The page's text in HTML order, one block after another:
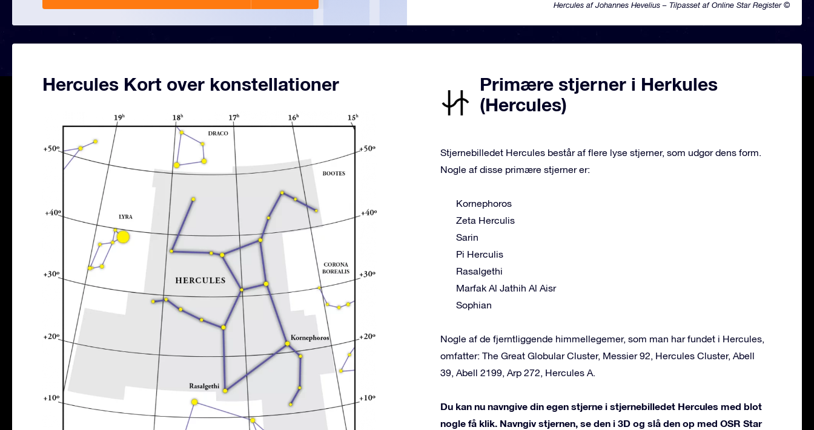
Hercules af Johannes Hevelius – Tilpasset af Online Star Register ©
Hercules Kort over konstellationer
Primære stjerner i Herkules
(Hercules)
Stjernebilledet Hercules består af flere lyse stjerner, som udgør dens form.
Nogle af disse primære stjerner er:
Kornephoros
Zeta Herculis
Sarin
Pi Herculis
Rasalgethi
Marfak Al Jathih Al Aisr
Sophian
Nogle af de fjerntliggende himmellegemer, som man har fundet i Hercules,
omfatter: The Great Globular Cluster, Messier 92, Hercules Cluster, Abell
39, Abell 2199, Arp 272, Hercules A.
Du kan nu navngive din egen stjerne i stjernebilledet Hercules med blot
nogle få klik. Navngiv stjernen, se den i 3D og slå den op med OSR Star